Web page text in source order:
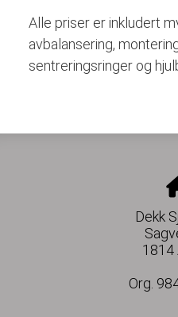
Alle priser er inkludert
avbalansering,
sentreringsringer og
Dekk
1814
Org.